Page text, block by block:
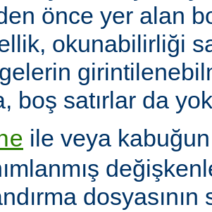
önce yer alan
okunabilirliği
boş satırlar da
ile veya
dosyasının